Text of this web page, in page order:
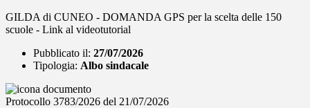
GILDA di CUNEO - DOMANDA GPS per la scelta delle 150
scuole - Link al videotutorial
Pubblicato il: 27/07/2026
Tipologia: Albo sindacale
Protocollo 3783/2026 del 21/07/2026